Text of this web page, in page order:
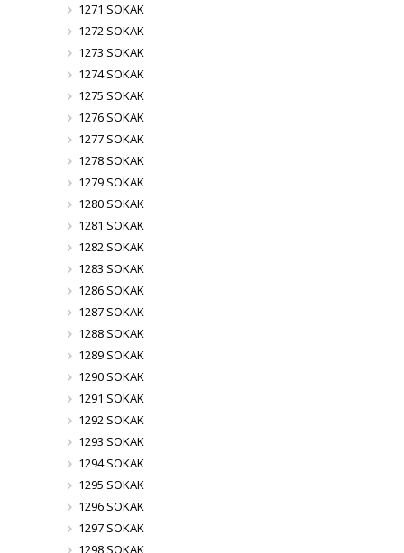
1271 SOKAK
1272 SOKAK
1273 SOKAK
1274 SOKAK
1275 SOKAK
1276 SOKAK
1277 SOKAK
1278 SOKAK
1279 SOKAK
1280 SOKAK
1281 SOKAK
1282 SOKAK
1283 SOKAK
1286 SOKAK
1287 SOKAK
1288 SOKAK
1289 SOKAK
1290 SOKAK
1291 SOKAK
1292 SOKAK
1293 SOKAK
1294 SOKAK
1295 SOKAK
1296 SOKAK
1297 SOKAK
1298 SOKAK